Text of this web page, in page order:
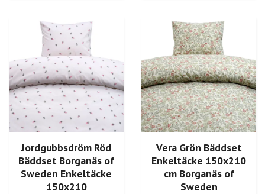
Jordgubbsdröm Röd
Bäddset Borganäs of
Sweden Enkeltäcke
150x210
Vera Grön Bäddset
Enkeltäcke 150x210
cm Borganäs of
Sweden